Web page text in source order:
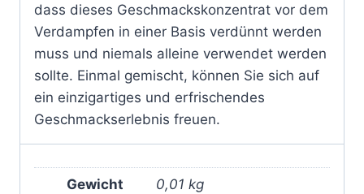
dass dieses Geschmackskonzentrat vor dem
Verdampfen in einer Basis verdünnt werden
muss und niemals alleine verwendet werden
sollte. Einmal gemischt, können Sie sich auf
ein einzigartiges und erfrischendes
Geschmackserlebnis freuen.
Gewicht 0,01 kg